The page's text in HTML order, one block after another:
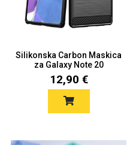
Silikonska Carbon Maskica
za Galaxy Note 20
12,90 €
Doodles